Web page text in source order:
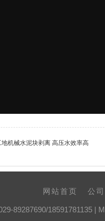
机械水泥块剥离 高压水效率高
网站首页 公
89287690/18591781135 |